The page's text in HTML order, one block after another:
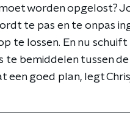
worden opgelost?
te pas en te onpas
te lossen. En nu
te bemiddelen tussen
een goed plan, legt